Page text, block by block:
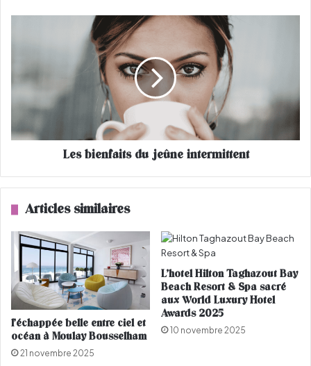
n
c
a
s
d
e
C
o
a
u
n
e
i
t
e
r
Les bienfaits du jeûne intermittent
Articles similaires
l’échappée belle entre ciel et
océan à Moulay Bousselham
21 novembre 2025
L’hotel Hilton Taghazout Bay
Beach Resort & Spa sacré
aux World Luxury Hotel
Awards 2025
10 novembre 2025